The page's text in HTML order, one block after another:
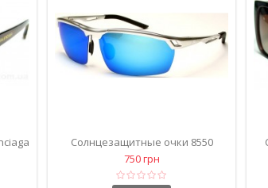
90
Солнцезащитные очки Mercedes-
Benz 737 коричневые
750 грн
КУПИТЬ